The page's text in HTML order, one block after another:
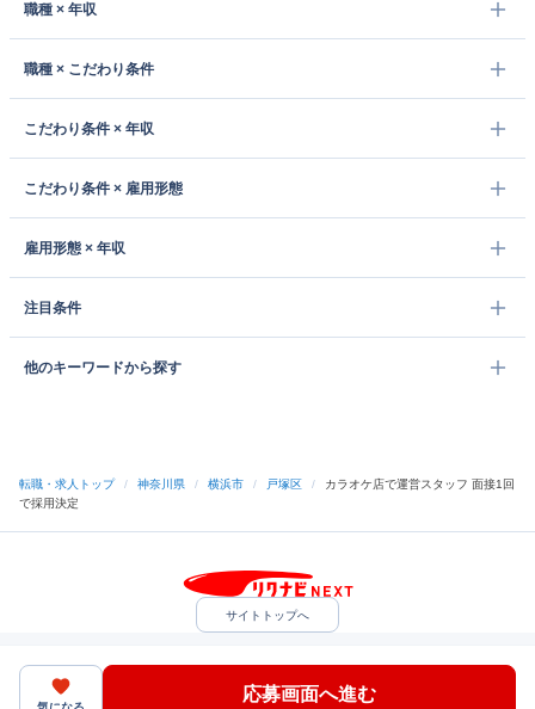
職種 × 年収
職種 × こだわり条件
こだわり条件 × 年収
こだわり条件 × 雇用形態
雇用形態 × 年収
注目条件
他のキーワードから探す
転職・求人トップ / 神奈川県 / 横浜市 / 戸塚区 /
カラオケ店で運営スタッフ 面接1回
で採用決定
応募画面へ進む
サイトトップへ
中途採用をご検討の企業様
ヘルプ・お問い合わせ
（C）Indeed Inc.